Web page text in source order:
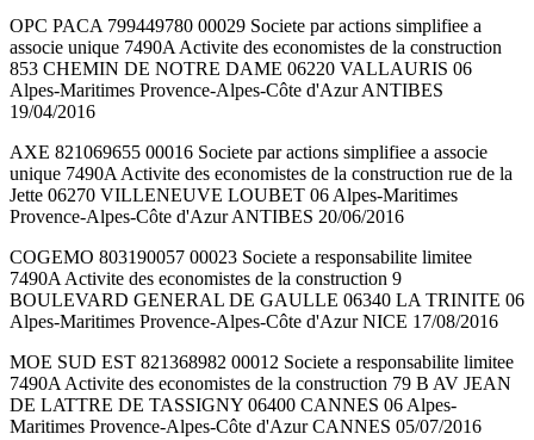
OPC PACA 799449780 00029 Societe par actions simplifiee a
associe unique 7490A Activite des economistes de la construction
853 CHEMIN DE NOTRE DAME 06220 VALLAURIS 06
Alpes-Maritimes Provence-Alpes-Côte d'Azur ANTIBES
19/04/2016
AXE 821069655 00016 Societe par actions simplifiee a associe
unique 7490A Activite des economistes de la construction rue de la
Jette 06270 VILLENEUVE LOUBET 06 Alpes-Maritimes
Provence-Alpes-Côte d'Azur ANTIBES 20/06/2016
COGEMO 803190057 00023 Societe a responsabilite limitee
7490A Activite des economistes de la construction 9
BOULEVARD GENERAL DE GAULLE 06340 LA TRINITE 06
Alpes-Maritimes Provence-Alpes-Côte d'Azur NICE 17/08/2016
MOE SUD EST 821368982 00012 Societe a responsabilite limitee
7490A Activite des economistes de la construction 79 B AV JEAN
DE LATTRE DE TASSIGNY 06400 CANNES 06 Alpes-
Maritimes Provence-Alpes-Côte d'Azur CANNES 05/07/2016